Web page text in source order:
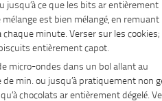
jusqu’à ce que les bits ar entièrement
mélange est bien mélangé, en remuant
chaque minute. Verser sur les cookies;
entièrement capot.
micro-ondes dans un bol allant au
de min. ou jusqu’à pratiquement non
chocolats ar entièrement dégelé.